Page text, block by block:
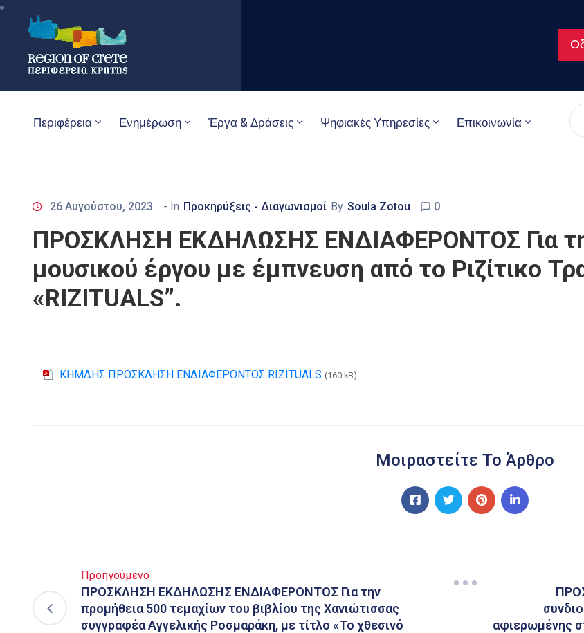
Περιφέρεια Ενημέρωση Έργα & Δράσεις Ψηφιακές Υπηρεσίες Επικοινωνία
26 Αυγούστου, 2023 - In Προκηρύξεις - Διαγωνισμοί By Soula Zotou 0
ΠΡΟΣΚΛΗΣΗ ΕΚΔΗΛΩΣΗΣ ΕΝΔΙΑΦΕΡΟΝΤΟΣ Για
μουσικού έργου με έμπνευση από το Ριζίτικο
«RIZITUALS”.
ΚΗΜΔΗΣ ΠΡΟΣΚΛΗΣΗ ΕΝΔΙΑΦΕΡΟΝΤΟΣ RIZITUALS (160 kB)
Μοιραστείτε Το Άρθρο
Προηγούμενο
ΠΡΟΣΚΛΗΣΗ ΕΚΔΗΛΩΣΗΣ ΕΝΔΙΑΦΕΡΟΝΤΟΣ Για την
προμήθεια 500 τεμαχίων του βιβλίου της Χανιώτισσας
συγγραφέα Αγγελικής Ροσμαράκη, με τίτλο «Το χθεσινό
αφιερωμένης